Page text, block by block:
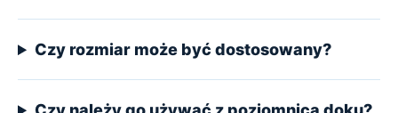
Czy rozmiar może być dostosowany?